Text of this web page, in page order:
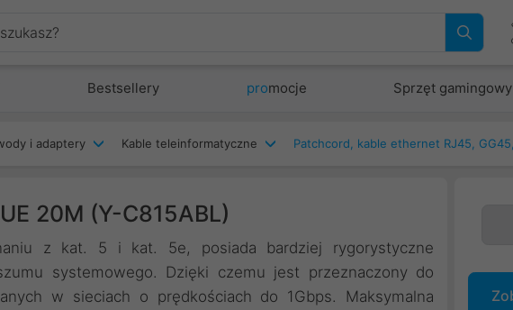
Bestsellery promocje Sprzęt gamingowy
i adaptery Kable teleinformatyczne
20M (Y-C815ABL)
z kat. 5 i kat. 5e, posiada bardziej rygorystyczne
systemowego. Dzięki czemu jest przeznaczony do
w sieciach o prędkościach do 1Gbps. Maksymalna